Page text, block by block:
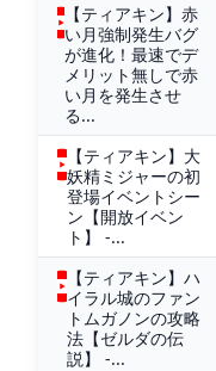
【ティアキン】赤
い月強制発生バグ
が進化！最速でデ
メリット無しで赤
い月を発生させ
る...
【ティアキン】大
妖精ミジャーの初
登場イベントシー
ン【開放イベン
ト】 -...
【ティアキン】ハ
イラル城のファン
トムガノンの攻略
法【ゼルダの伝
説】 -...